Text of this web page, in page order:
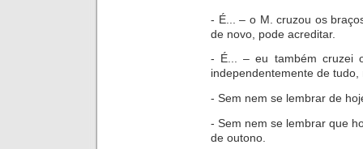
- É... – o M. cruzou os
de novo, pode acreditar.
- É... – eu também cruzei
independentemente de tudo,
- Sem nem se lembrar de
- Sem nem se lembrar que
de outono.